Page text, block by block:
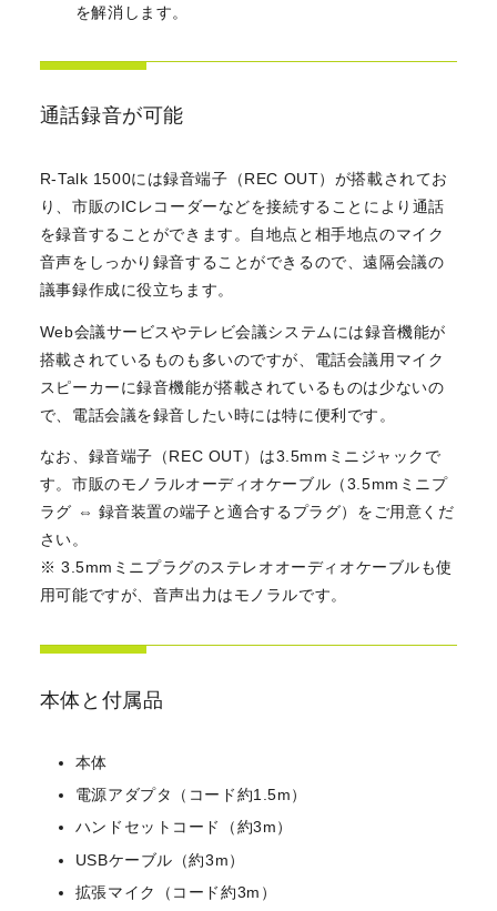
を解消します。
通話録音が可能
R-Talk 1500には録音端子（REC OUT）が搭載されてお
り、市販のICレコーダーなどを接続することにより通話
を録音することができます。自地点と相手地点のマイク
音声をしっかり録音することができるので、遠隔会議の
議事録作成に役立ちます。
Web会議サービスやテレビ会議システムには録音機能が
搭載されているものも多いのですが、電話会議用マイク
スピーカーに録音機能が搭載されているものは少ないの
で、電話会議を録音したい時には特に便利です。
なお、録音端子（REC OUT）は3.5mmミニジャックで
す。市販のモノラルオーディオケーブル（3.5mmミニプ
ラグ ⇔ 録音装置の端子と適合するプラグ）をご用意くだ
さい。
※ 3.5mmミニプラグのステレオオーディオケーブルも使
用可能ですが、音声出力はモノラルです。
本体と付属品
本体
電源アダプタ（コード約1.5m）
ハンドセットコード（約3m）
USBケーブル（約3m）
拡張マイク（コード約3m）